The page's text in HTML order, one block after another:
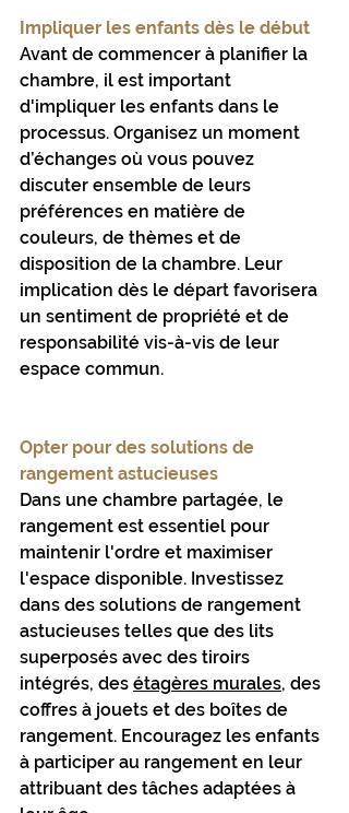
Impliquer les enfants dès le début
Avant de commencer à planifier la
chambre, il est important
d'impliquer les enfants dans le
processus. Organisez un moment
d’échanges où vous pouvez
discuter ensemble de leurs
préférences en matière de
couleurs, de thèmes et de
disposition de la chambre. Leur
implication dès le départ favorisera
un sentiment de propriété et de
responsabilité vis-à-vis de leur
espace commun.
Opter pour des solutions de
rangement astucieuses
Dans une chambre partagée, le
rangement est essentiel pour
maintenir l'ordre et maximiser
l'espace disponible. Investissez
dans des solutions de rangement
astucieuses telles que des lits
superposés avec des tiroirs
intégrés, des étagères murales, des
coffres à jouets et des boîtes de
rangement. Encouragez les enfants
à participer au rangement en leur
attribuant des tâches adaptées à